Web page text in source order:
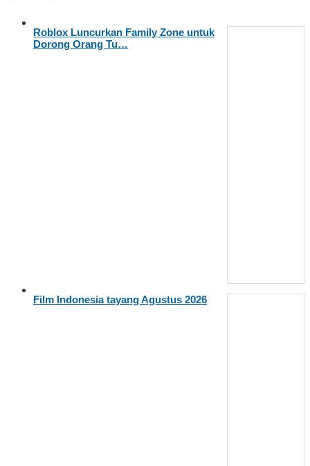
Roblox Luncurkan Family Zone untuk
Dorong Orang Tu…
Film Indonesia tayang Agustus 2026